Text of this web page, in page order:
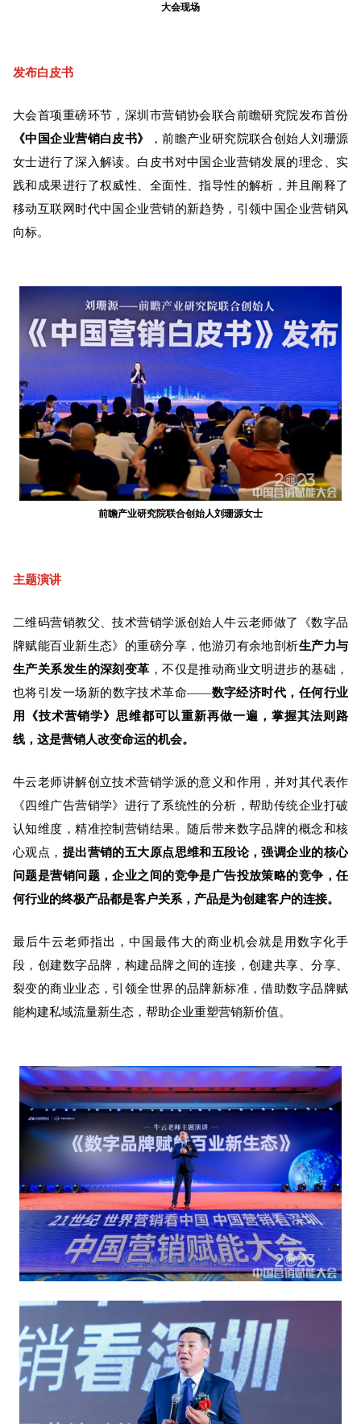
大会现场
发布白皮书
大会首项重磅环节，深圳市营销协会联合前瞻研究院发布首份
《中国企业营销白皮书》
，前瞻产业研究院联合创始人刘珊源
女士进行了深入解读。白皮书对中国企业营销发展的理念、实
践和成果进行了权威性、全面性、指导性的解析，并且阐释了
移动互联网时代中国企业营销的新趋势，引领中国企业营销风
向标。
前瞻产业研究院联合创始人刘珊源女士
主题演讲
二维码营销教父、技术营销学派创始人牛云老师做了《数字品
牌赋能百业新生态》的重磅分享，他游刃有余地剖析生产力与
生产关系发生的深刻变革 ，不仅是推动商业文明进步的基础，
也将引发一场新的数字技术革命——数字经济时代， 任何行业
用《技术营销学》思维都可以重新再做一遍，掌握其法则路
线，这是营销人改变命运的机会。
牛云老师讲解创立技术营销学派的意义和作用，并对其代表作
《四维广告营销学》进行了系统性的分析，帮助传统企业打破
认知维度，精准控制营销结果。随后带来数字品牌的概念和核
心观点， 提出营销的五大原点思维和五段论，强调企业的核心
问题是营销问题，企业之间的竞争是广告投放策略的竞争，任
何行业的终极产品都是客户关系，产品是为创建客户的连接。
最后牛云老师指出，中国最伟大的商业机会就是用数字化手
段，创建数字品牌， 构建品牌之间的连接，创建共享、分享、
裂变的商业业态， 引领全世界的品牌新标准，借助数字品牌赋
能构建私域流量新生态，帮助企业重塑营销新价值。